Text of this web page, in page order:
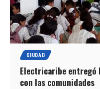
CIUDAD
Electricaribe entregó
con las comunidades